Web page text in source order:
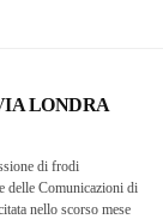
LONDRA
di frodi
delle Comunicazioni di
nello scorso mese